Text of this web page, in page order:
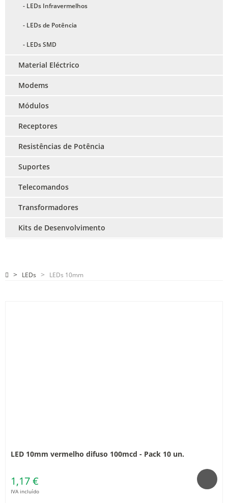
- LEDs Infravermelhos
- LEDs de Potência
- LEDs SMD
Material Eléctrico
Modems
Módulos
Receptores
Resistências de Potência
Suportes
Telecomandos
Transformadores
Kits de Desenvolvimento
LEDs LEDs 10mm
LED 10mm vermelho difuso 100mcd - Pack 10 un.
1,17 €
IVA incluído